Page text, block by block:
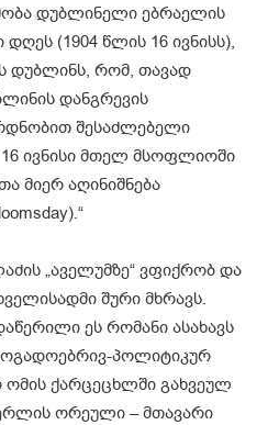
დუბლინელი ებრაელის
(1904 წლის 16 ივნისს),
დუბლინს, რომ, თავად
დანგრევის
შესაძლებელი
16 ივნისი მთელ მსოფლიოში
მიერ აღინიშნება
„აველუმზე“ ვფიქრობ და
შური მხრავს.
ეს რომანი ასახავს
პოლიტიკურ
ქარცეცხლში გახვეულ
ორეული – მთავარი